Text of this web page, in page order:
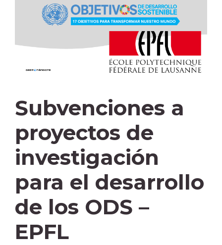
Subvenciones a
proyectos de
investigación
para el desarrollo
de los ODS –
EPFL